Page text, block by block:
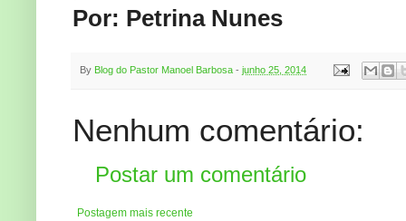
Por: Petrina Nunes
By Blog do Pastor Manoel Barbosa - junho 25, 2014
Nenhum comentário:
Postar um comentário
Postagem mais recente